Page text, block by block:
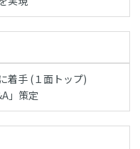
着手 (１面トップ)
」策定